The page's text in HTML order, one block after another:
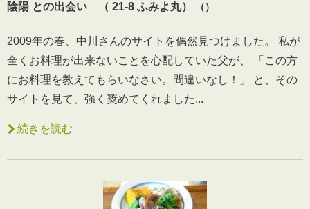
陰陽 との出会い （ 21-8 ふみよ丸） （）
2009年の春、中川さんのサイトを偶然見つけました。 私が
全くお料理が出来ないことを心配していた父が、 「この方
にお料理を教えてもらいなさい。間違いなし！」 と、その
サイトを見て、強く奨めてくれました...
続きを読む